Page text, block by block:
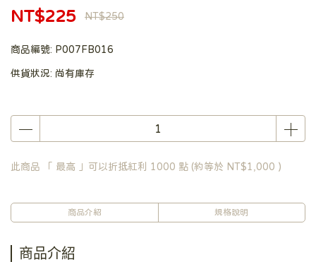
NT$225 NT$250
商品編號: P007FB016
供貨狀況: 尚有庫存
此商品 「 最高 」可以折抵紅利 1000 點 (約等於 NT$1,000 )
商品介紹 規格說明
商品介紹